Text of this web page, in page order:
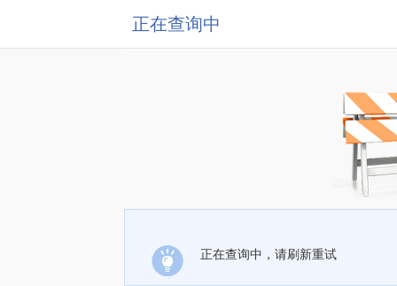
正在查询中
正在查询中，请刷新重试